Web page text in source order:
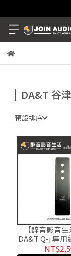
DA&T 谷津
預設排序
【醉音影音
DA&T Q-j 專用
器.原廠公